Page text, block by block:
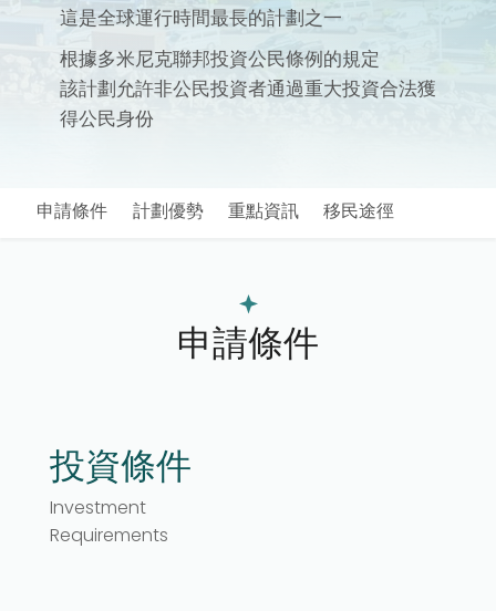
這是全球運行時間最長的計劃之一
根據多米尼克聯邦投資公民條例的規定
該計劃允許非公民投資者通過重大投資合法獲
得公民身份
申請條件 計劃優勢 重點資訊 移民途徑
申請條件
投資條件
Investment
Requirements